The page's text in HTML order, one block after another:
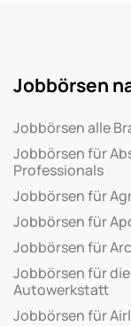
Jobbörsen
Jobbörsen alle
Jobbörsen für
Professionals
Jobbörsen für
Jobbörsen für
Jobbörsen für
Jobbörsen für
Autowerkstatt
Jobbörsen für